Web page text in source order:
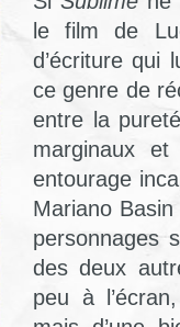
le film de
d’écriture qui
ce genre de
entre la
marginaux
entourage
Mariano
personnages
des deux
peu à